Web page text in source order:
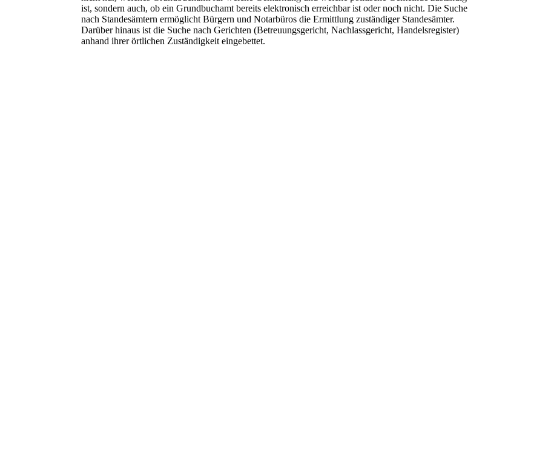
ist, sondern auch, ob ein Grundbuchamt bereits elektronisch erreichbar ist oder noch nicht. Die Suche
nach Standesämtern ermöglicht Bürgern und Notarbüros die Ermittlung zuständiger Standesämter.
Darüber hinaus ist die Suche nach Gerichten (Betreuungsgericht, Nachlassgericht, Handelsregister)
anhand ihrer örtlichen Zuständigkeit eingebettet.